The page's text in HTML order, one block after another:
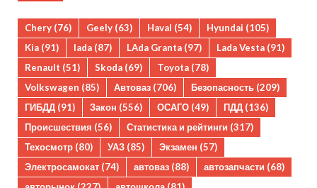
Chery (76) Geely (63) Haval (54) Hyundai (105)
Kia (91) lada (87) LAda Granta (97) Lada Vesta (91)
Renault (51) Skoda (69) Toyota (78)
Volkswagen (85) Автоваз (706) Безопасность (209)
ГИБДД (91) Закон (556) ОСАГО (49) ПДД (136)
Происшествия (56) Статистика и рейтинги (317)
Техосмотр (80) УАЗ (85) Экзамен (57)
Электросамокат (74) автоваз (88) автозапчасти (68)